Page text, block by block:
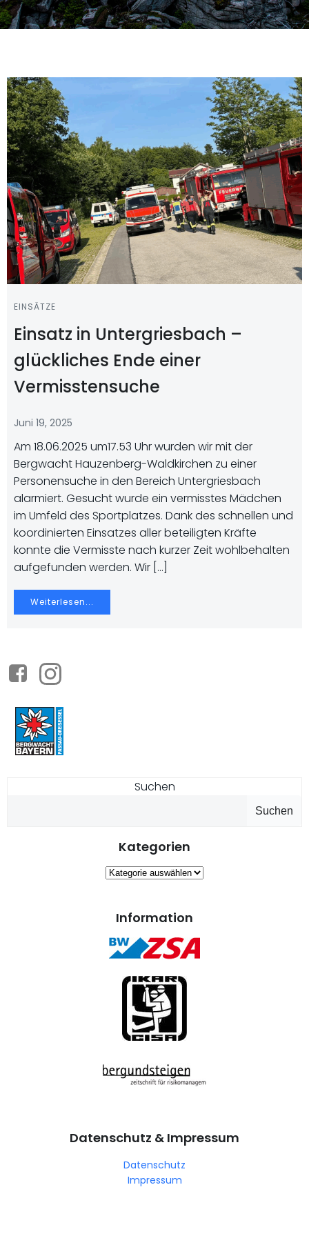
EINSÄTZE
Einsatz in Untergriesbach –
glückliches Ende einer
Vermisstensuche
Juni 19, 2025
Am 18.06.2025 um17.53 Uhr wurden wir mit der
Bergwacht Hauzenberg-Waldkirchen zu einer
Personensuche in den Bereich Untergriesbach
alarmiert. Gesucht wurde ein vermisstes Mädchen
im Umfeld des Sportplatzes. Dank des schnellen und
koordinierten Einsatzes aller beteiligten Kräfte
konnte die Vermisste nach kurzer Zeit wohlbehalten
aufgefunden werden. Wir […]
Weiterlesen...
Suchen
Suchen
Kategorien
Kategorien
Information
Datenschutz & Impressum
Datenschutz
Impressum